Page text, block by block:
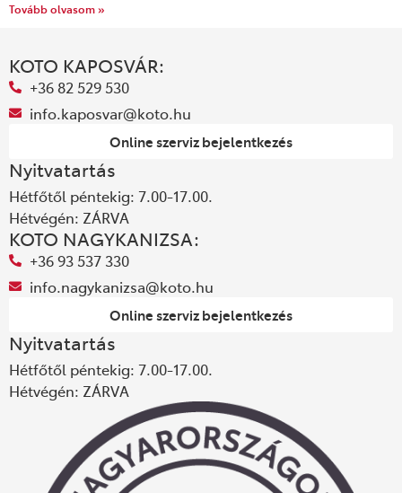
Tovább olvasom »
KOTO KAPOSVÁR:
+36 82 529 530
info.kaposvar@koto.hu
Online szerviz bejelentkezés
Nyitvatartás
Hétfőtől péntekig: 7.00-17.00.
Hétvégén: ZÁRVA
KOTO NAGYKANIZSA:
+36 93 537 330
info.nagykanizsa@koto.hu
Online szerviz bejelentkezés
Nyitvatartás
Hétfőtől péntekig: 7.00-17.00.
Hétvégén: ZÁRVA